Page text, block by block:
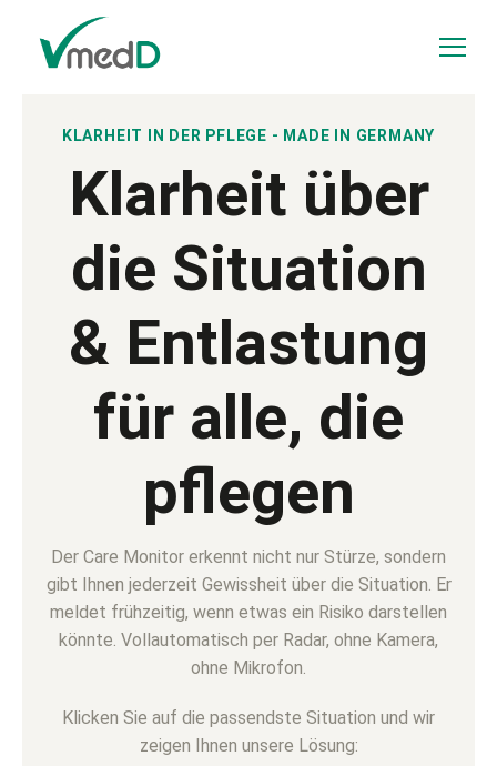
Zum Inhalt springen
KLARHEIT IN DER PFLEGE - MADE IN GERMANY
Klarheit über
die Situation
& Entlastung
für alle, die
pflegen
Der Care Monitor erkennt nicht nur Stürze, sondern
gibt Ihnen jederzeit Gewissheit über die Situation. Er
meldet frühzeitig, wenn etwas ein Risiko darstellen
könnte. Vollautomatisch per Radar, ohne Kamera,
ohne Mikrofon.
Klicken Sie auf die passendste Situation und wir
zeigen Ihnen unsere Lösung: